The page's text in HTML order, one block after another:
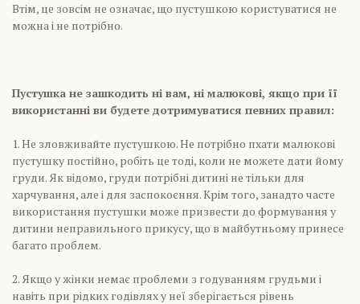
Втім, це зовсім не означає, що пустушкою користуватися не
можна і не потрібно.
Пустушка не зашкодить ні вам, ні малюкові, якщо при її
використанні ви будете дотримуватися певних правил:
1. Не зловживайте пустушкою. Не потрібно пхати малюкові
пустушку постійно, робіть це тоді, коли не можете дати йому
груди. Як відомо, груди потрібні дитині не тільки для
харчування, але і для заспокоєння. Крім того, занадто часте
використання пустушки може призвести до формування у
дитини неправильного прикусу, що в майбутньому принесе
багато проблем.
2. Якщо у жінки немає проблеми з годуванням грудьми і
навіть при рідких годівлях у неї зберігається рівень